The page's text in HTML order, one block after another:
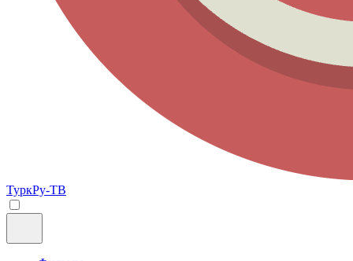
ТуркРу-ТВ